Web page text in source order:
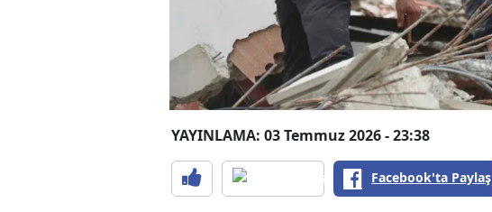
YAYINLAMA: 03 Temmuz 2026 - 23:38
Facebook'ta Paylaş